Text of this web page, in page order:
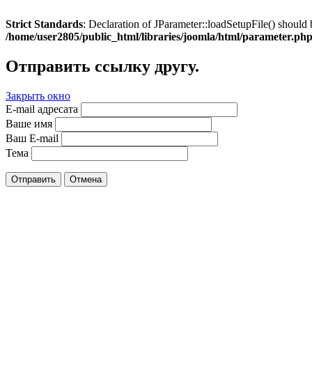
Strict Standards: Declaration of JParameter::loadSetupFile()
/home/user2805/public_html/libraries/joomla/html/parameter.php
Отправить ссылку другу.
Закрыть окно
E-mail адресата
Ваше имя
Ваш E-mail
Тема
Отправить Отмена